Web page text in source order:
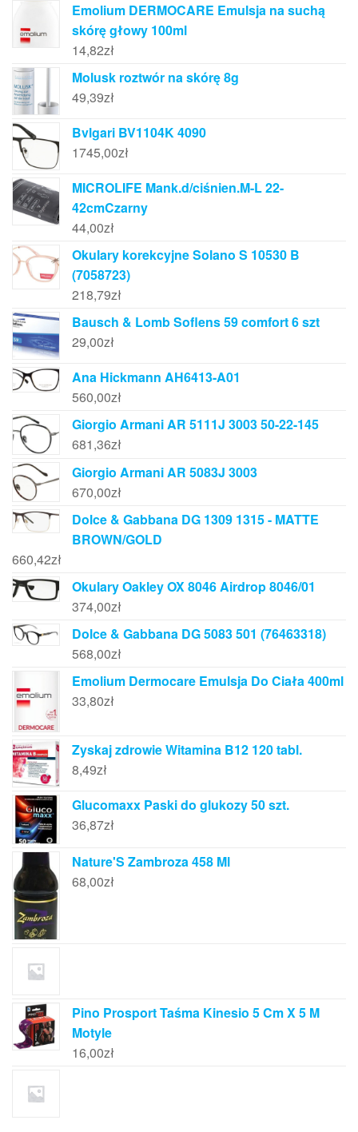
Emolium DERMOCARE Emulsja na suchą
skórę głowy 100ml
14,82zł
Molusk roztwór na skórę 8g
49,39zł
Bvlgari BV1104K 4090
1745,00zł
MICROLIFE Mank.d/ciśnien.M-L 22-
42cmCzarny
44,00zł
Okulary korekcyjne Solano S 10530 B
(7058723)
218,79zł
Bausch & Lomb Soflens 59 comfort 6 szt
29,00zł
Ana Hickmann AH6413-A01
560,00zł
Giorgio Armani AR 5111J 3003 50-22-145
681,36zł
Giorgio Armani AR 5083J 3003
670,00zł
Dolce & Gabbana DG 1309 1315 - MATTE
BROWN/GOLD
660,42zł
Okulary Oakley OX 8046 Airdrop 8046/01
374,00zł
Dolce & Gabbana DG 5083 501 (76463318)
568,00zł
Emolium Dermocare Emulsja Do Ciała 400ml
33,80zł
Zyskaj zdrowie Witamina B12 120 tabl.
8,49zł
Glucomaxx Paski do glukozy 50 szt.
36,87zł
Nature'S Zambroza 458 Ml
68,00zł
Pino Prosport Taśma Kinesio 5 Cm X 5 M
Motyle
16,00zł